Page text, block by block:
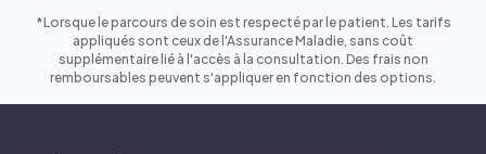
*Lorsque le parcours de soin est respecté par le patient. Les tarifs
appliqués sont ceux de l'Assurance Maladie, sans coût
supplémentaire lié à l'accès à la consultation. Des frais non
remboursables peuvent s'appliquer en fonction des options.